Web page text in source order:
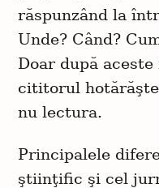
răspunzând la
Unde? Când?
Doar după
cititorul
nu lectura.
Principalele
ştiinţific şi cel